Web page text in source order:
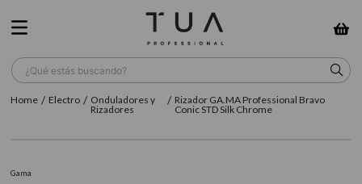
¿Qué estás buscando?
Electro
Onduladores y
Rizadores
Rizador GA.MA Professional Bravo
Conic STD Silk Chrome
Gama
TÉRMINOS MÁS BUSCADOS